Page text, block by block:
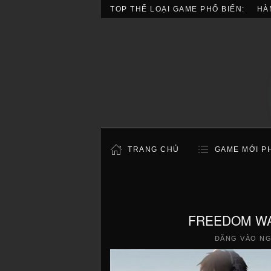
TOP THỂ LOẠI GAME PHỔ BIẾN:
TRANG CHỦ GAME MỚI
FREEDOM
ĐĂNG VÀO